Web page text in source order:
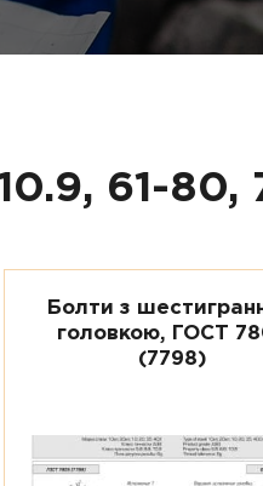
61-80,
Болти з
головкою, ГОСТ
(7798)